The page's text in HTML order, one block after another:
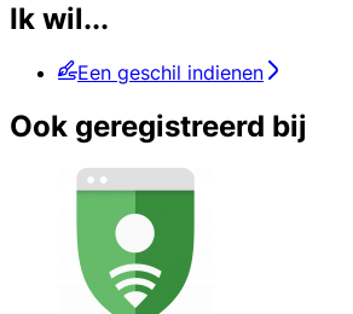
Ik wil...
Een geschil indienen
Ook geregistreerd bij